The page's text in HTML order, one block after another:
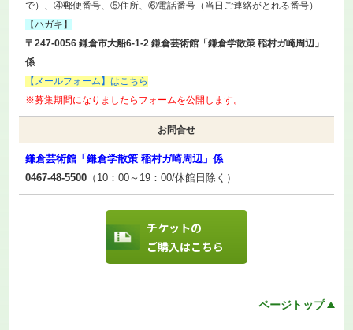
チケットの
ご購入はこちら
で）、④郵便番号、⑤住所、⑥電話番号（当日ご連絡がとれる番号）
【ハガキ】
〒247-0056 鎌倉市大船6-1-2 鎌倉芸術館「鎌倉学散策 稲村ガ崎周辺」
係
【メールフォーム】はこちら
※募集期間になりましたらフォームを公開します。
お問合せ
鎌倉芸術館「鎌倉学散策 稲村ガ崎周辺」係
0467-48-5500 （10：00～19：00/休館日除く）
ページトップ